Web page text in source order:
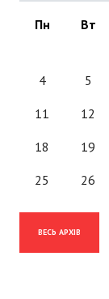
Пн Вт
4 5
11 12
18 19
25 26
ВЕСЬ АРХІВ